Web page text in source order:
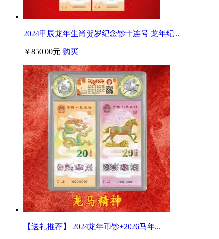
2024甲辰龙年生肖贺岁纪念钞十连号 龙年纪...
￥850.00元 购买
【送礼推荐】 2024龙年币钞+2026马年...